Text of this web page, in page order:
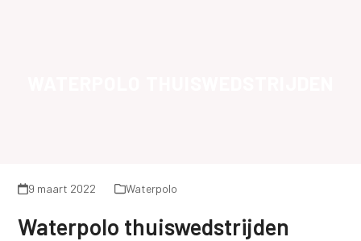
9 maart 2022 Waterpolo
Waterpolo thuiswedstrijden